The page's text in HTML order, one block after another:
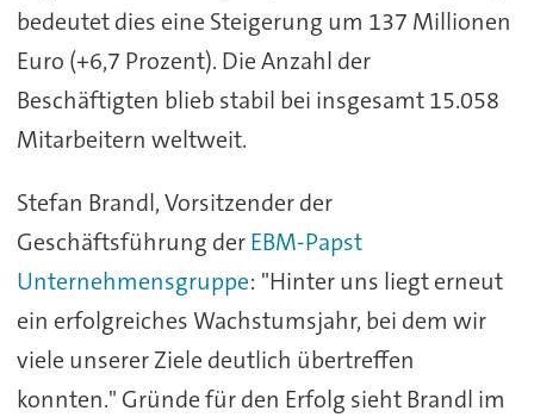
bedeutet dies eine Steigerung um 137 Millionen
Euro (+6,7 Prozent). Die Anzahl der
Beschäftigten blieb stabil bei insgesamt 15.058
Mitarbeitern weltweit.
Stefan Brandl, Vorsitzender der
Geschäftsführung derEBM-Papst
Unternehmensgruppe: "Hinter uns liegt erneut
ein erfolgreiches Wachstumsjahr, bei dem wir
viele unserer Ziele deutlich übertreffen
konnten." Gründe für den Erfolg sieht Brandl im